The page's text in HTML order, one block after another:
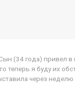
(34 года) привел в
теперь я буду их
через неделю